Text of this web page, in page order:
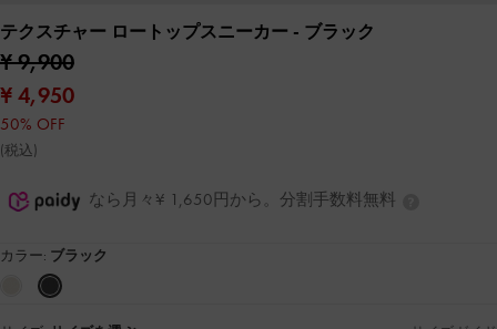
テクスチャー ロートップスニーカー - ブラック
¥ 9,900
¥ 4,950
50% OFF
(税込)
なら月々¥ 1,650円から。分割手数料無料
カラー: ブラック